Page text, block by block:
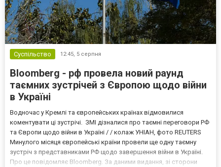
Суспільство 12:45, 5 серпня
Bloomberg - рф провела новий раунд
таємних зустрічей з Європою щодо війни
в Україні
Водночас у Кремлі та європейських країнах відмовилися
коментувати ці зустрічі. ЗМІ дізналися про таємні переговори РФ
та Європи щодо війни в Україні / / колаж УНІАН, фото REUTERS
Минулого місяця європейські країни провели ще одну таємну
зустріч з представниками РФ щодо завершення війни в Україні.
Про це повідомляє Bloomberg. За даними видання, зі сторони